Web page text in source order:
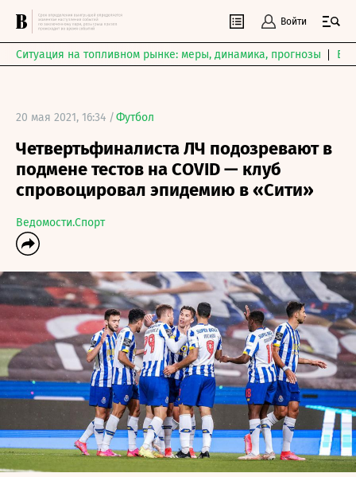
Войти
Ситуация на топливном рынке: меры, динамика, прогнозы
20 мая 2021, 16:34 /Футбол
Четвертьфиналиста ЛЧ подозревают в
подмене тестов на COVID — клуб
спровоцировал эпидемию в «Сити»
Ведомости.Спорт